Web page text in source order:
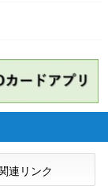
連リンク